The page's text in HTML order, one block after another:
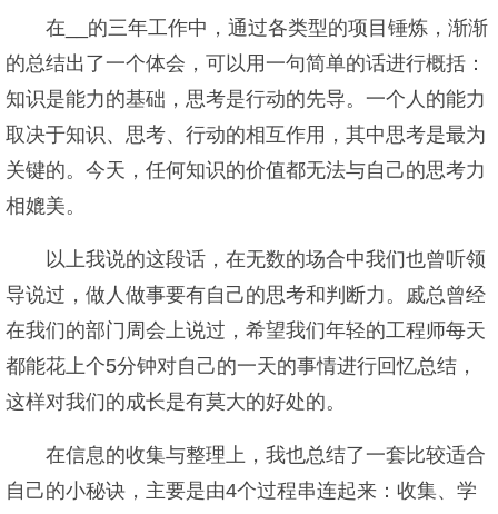
在__的三年工作中，通过各类型的项目锤炼，渐渐
的总结出了一个体会，可以用一句简单的话进行概括：
知识是能力的基础，思考是行动的先导。一个人的能力
取决于知识、思考、行动的相互作用，其中思考是最为
关键的。今天，任何知识的价值都无法与自己的思考力
相媲美。
以上我说的这段话，在无数的场合中我们也曾听领
导说过，做人做事要有自己的思考和判断力。戚总曾经
在我们的部门周会上说过，希望我们年轻的工程师每天
都能花上个5分钟对自己的一天的事情进行回忆总结，
这样对我们的成长是有莫大的好处的。
在信息的收集与整理上，我也总结了一套比较适合
自己的小秘诀，主要是由4个过程串连起来：收集、学